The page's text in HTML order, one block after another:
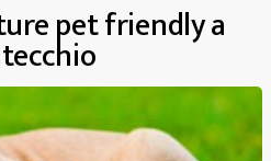
pet friendly a